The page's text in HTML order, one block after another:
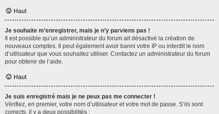
Haut
Je souhaite m’enregistrer, mais je n’y parviens pas !
Il est possible qu’un administrateur du forum ait désactivé la création de
nouveaux comptes. Il peut également avoir banni votre IP ou interdit le nom
d’utilisateur que vous souhaitez utiliser. Contactez un administrateur du forum
pour obtenir de l’aide.
Haut
Je suis enregistré mais je ne peux pas me connecter !
Vérifiez, en premier, votre nom d’utilisateur et votre mot de passe. S’ils sont
corrects, il y a deux possibilités :